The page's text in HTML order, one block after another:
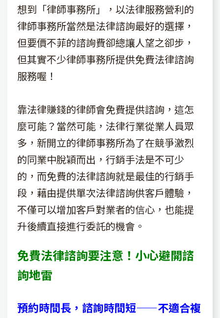
想到「律師事務所」，以法律服務營利的
律師事務所當然是法律諮詢最好的選擇，
但要價不菲的諮詢費卻總讓人望之卻步，
但其實不少律師事務所提供免費法律諮詢
服務喔！
靠法律賺錢的律師會免費提供諮詢，這怎
麼可能？當然可能，法律行業從業人員眾
多，新開立的律師事務所為了在競爭激烈
的同業中脫穎而出，行銷手法是不可少
的，而免費的法律諮詢就是最佳的行銷手
段，藉由提供單次法律諮詢供客戶體驗，
不僅可以增加客戶對業者的信心，也能提
升後續直接進行委託的機會。
免費法律諮詢要注意！小心避開諮
詢地雷
預約時間長，諮詢時間短——不適合複